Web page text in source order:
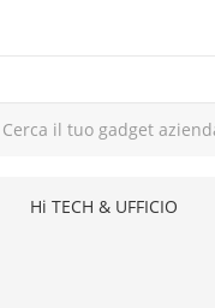
Hi TECH & UFFICIO